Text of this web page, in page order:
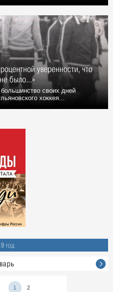
год
1 2
уверенности, что
было...»
своих дней
хоккея...